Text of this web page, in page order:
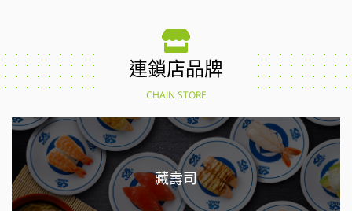
連鎖店品牌
CHAIN STORE
藏壽司